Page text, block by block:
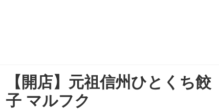
【開店】元祖信州ひとくち餃
子 マルフク